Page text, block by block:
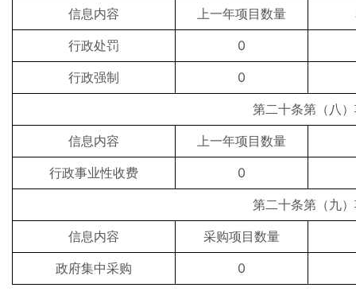
信息内容
上一年项目数量
行政处罚
0
行政强制
0
第二十条第（八
信息内容
上一年项目数量
行政事业性收费
0
第二十条第（九
信息内容
采购项目数量
政府集中采购
0